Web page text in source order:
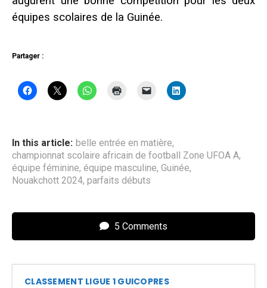
équipes scolaires de la Guinée.
Partager :
In this article: belle entrée en matière,
championnat scolaire africain de football Zone UFOA A,
équipe féminine, équipe masculine, Guinée,
Nouakchott 2024, parfaits débuts
5 Comments
CLASSEMENT LIGUE 1 GUICOPRES